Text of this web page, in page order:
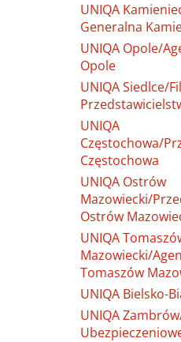
UNIQA
Generalna
UNIQA Opole/
Opole
UNIQA Siedlce/
UNIQA
Częstochowa/
Częstochowa
UNIQA Ostrów
Mazowiecki/
Ostrów
UNIQA
Mazowiecki/
Tomaszów
UNIQA Bielsko-
UNIQA